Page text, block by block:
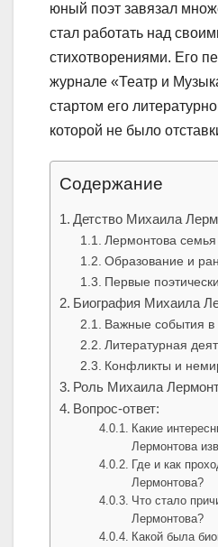
юный поэт завязал
стал работать над
стихотворениями. Его
журнале «Театр и
стартом его
которой не было
Содержание
Детство Михаила
Лермонтова семья
Образование и
Первые
Биография Михаила
Важные события в
Литературная
Конфликты и
Роль Михаила
Вопрос-ответ:
Какие
Лермонтова
Где и как
Лермонтова?
Что стало
Лермонтова?
Какой была